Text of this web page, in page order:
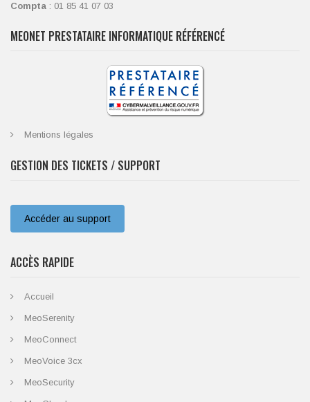
Compta : 01 85 41 07 03
MEONET PRESTATAIRE INFORMATIQUE RÉFÉRENCÉ
Mentions légales
GESTION DES TICKETS / SUPPORT
Accéder au support
ACCÈS RAPIDE
Accueil
MeoSerenity
MeoConnect
MeoVoice 3cx
MeoSecurity